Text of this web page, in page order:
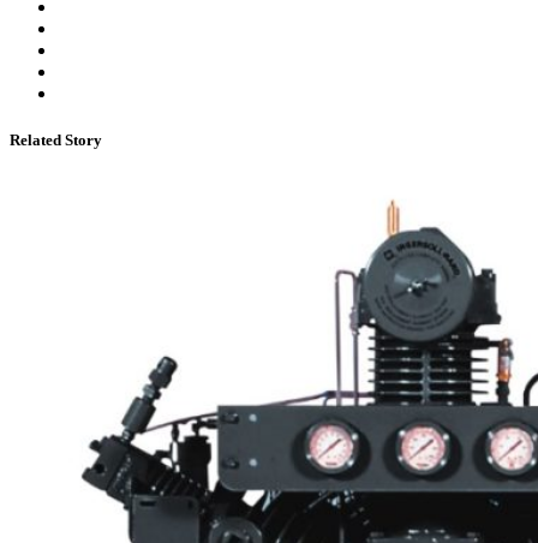
Related Story